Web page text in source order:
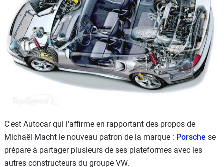
Forum
Moto
Marques
C'est Autocar qui l'affirme en rapportant des propos de
Michaël Macht le nouveau patron de la marque : Porsche se
prépare à partager plusieurs de ses plateformes avec les
autres constructeurs du groupe VW.